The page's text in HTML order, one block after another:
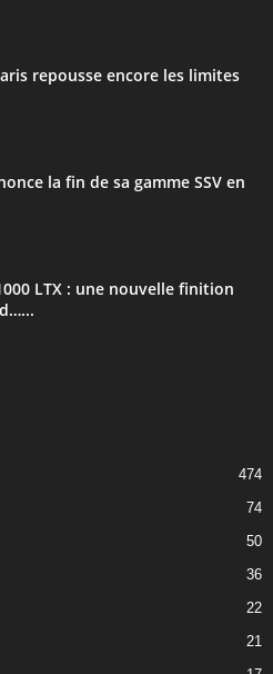
repousse encore les limites
la fin de sa gamme SSV en
LTX : une nouvelle finition
474
74
50
36
22
21